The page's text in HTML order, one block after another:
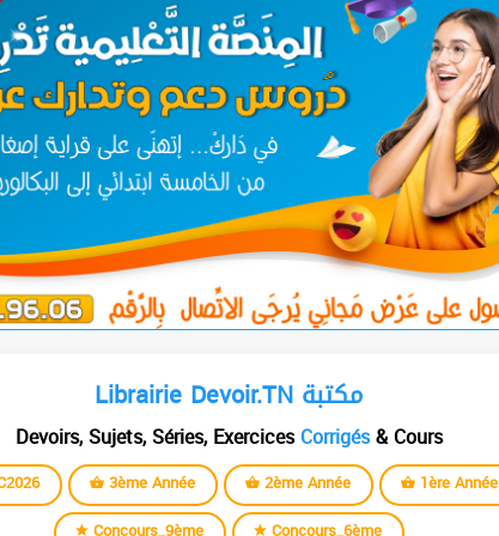
Librairie Devoir.TN مكتبة
Devoirs, Sujets, Séries, ExercicesCorrigés& Cours
3ème Année 2ème Année
1ère Année